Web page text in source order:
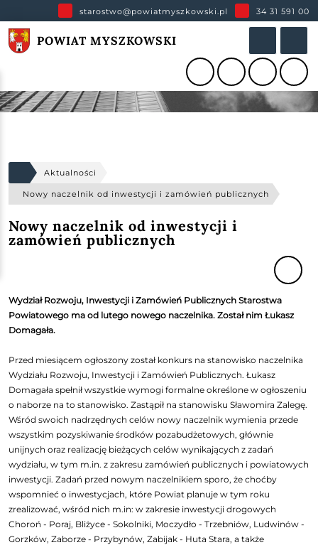
starostwo@powiatmyszkowski.pl 34 31 591 00
POWIAT MYSZKOWSKI
Aktualności
Nowy naczelnik od inwestycji i zamówień publicznych
Nowy naczelnik od inwestycji i
zamówień publicznych
Wydział Rozwoju, Inwestycji i Zamówień Publicznych Starostwa
Powiatowego ma od lutego nowego naczelnika. Został nim Łukasz
Domagała.
Przed miesiącem ogłoszony został konkurs na stanowisko naczelnika
Wydziału Rozwoju, Inwestycji i Zamówień Publicznych. Łukasz
Domagała spełnił wszystkie wymogi formalne określone w ogłoszeniu
o naborze na to stanowisko. Zastąpił na stanowisku Sławomira Zalegę.
Wśród swoich nadrzędnych celów nowy naczelnik wymienia przede
wszystkim pozyskiwanie środków pozabudżetowych, głównie
unijnych oraz realizację bieżących celów wynikających z zadań
wydziału, w tym m.in. z zakresu zamówień publicznych i powiatowych
inwestycji. Zadań przed nowym naczelnikiem sporo, że choćby
wspomnieć o inwestycjach, które Powiat planuje w tym roku
zrealizować, wśród nich m.in: w zakresie inwestycji drogowych
Choroń - Poraj, Bliżyce - Sokolniki, Moczydło - Trzebniów, Ludwinów -
Gorzków, Zaborze - Przybynów, Zabijak - Huta Stara, a także